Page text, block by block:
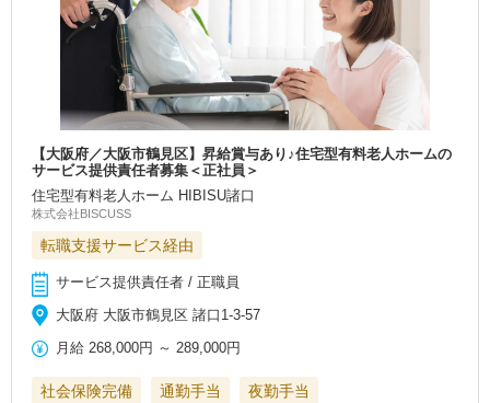
【大阪府／大阪市鶴見区】昇給賞与あり♪住宅型有料老人ホームの
サービス提供責任者募集＜正社員＞
住宅型有料老人ホーム HIBISU諸口
株式会社BISCUSS
転職支援サービス経由
サービス提供責任者 / 正職員
大阪府 大阪市鶴見区 諸口1-3-57
月給 268,000円 ～ 289,000円
社会保険完備 通勤手当 夜勤手当